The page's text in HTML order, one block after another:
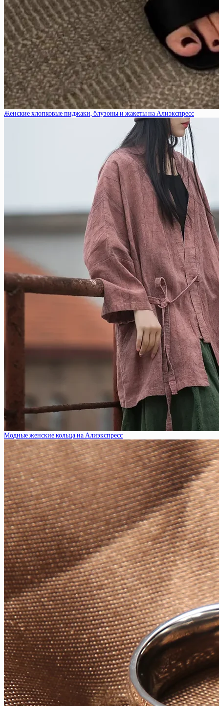
Женские хлопковые пиджаки, блузоны и жакеты на Алиэкспресс
Модные женские кольца на Алиэкспресс